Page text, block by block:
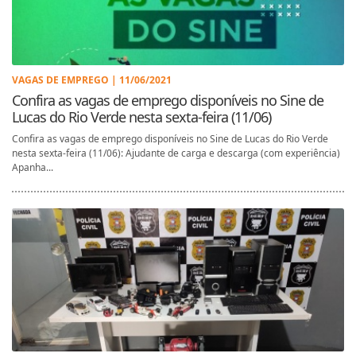
VAGAS DE EMPREGO | 11/06/2021
Confira as vagas de emprego disponíveis no Sine de
Lucas do Rio Verde nesta sexta-feira (11/06)
Confira as vagas de emprego disponíveis no Sine de Lucas do Rio Verde
nesta sexta-feira (11/06): Ajudante de carga e descarga (com experiência)
Apanha...